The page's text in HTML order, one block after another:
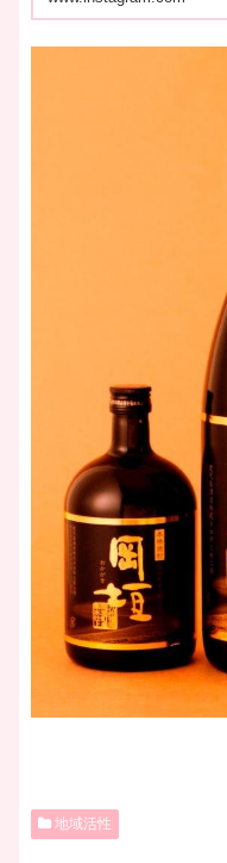
地域活性